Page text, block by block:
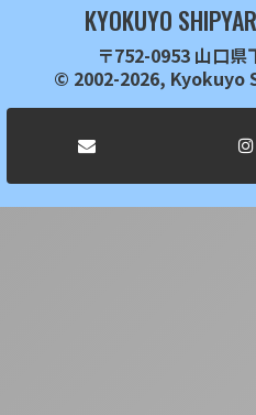
KYOKUYO
〒752-0953 山口
© 2002-2026,